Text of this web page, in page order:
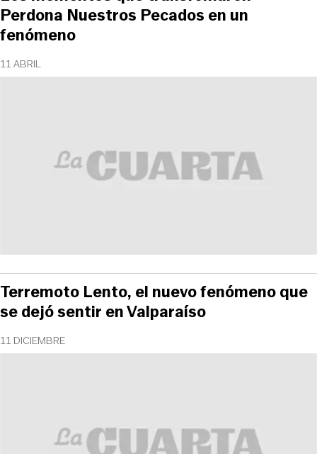
11 ABRIL
Perdona Nuestros Pecados en un
fenómeno
11 DICIEMBRE
Terremoto Lento, el nuevo fenómeno que
se dejó sentir en Valparaíso